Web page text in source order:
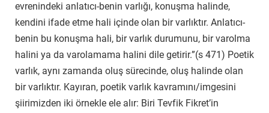
evrenindeki anlatıcı-benin varlığı, konuşma halinde,
kendini ifade etme hali içinde olan bir varlıktır. Anlatıcı-
benin bu konuşma hali, bir varlık durumunu, bir varolma
halini ya da varolamama halini dile getirir.”(s 471) Poetik
varlık, aynı zamanda oluş sürecinde, oluş halinde olan
bir varlıktır. Kayıran, poetik varlık kavramını/imgesini
şiirimizden iki örnekle ele alır: Biri Tevfik Fikret’in